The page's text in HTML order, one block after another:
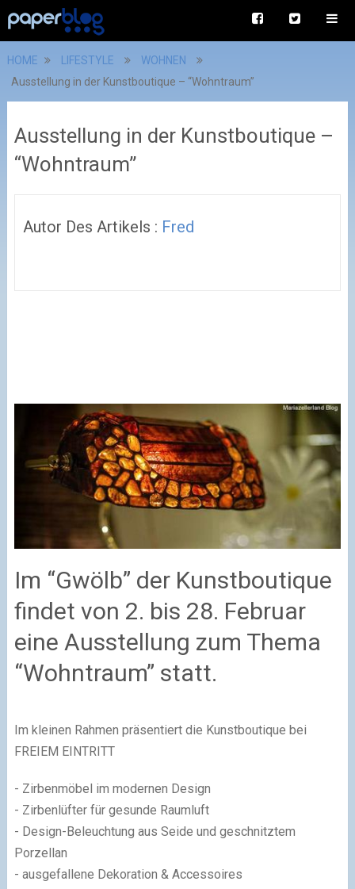
HOME LIFESTYLE
WOHNEN
Ausstellung in der Kunstboutique – “Wohntraum”
Ausstellung in der Kunstboutique –
“Wohntraum”
Autor Des Artikels : Fred
Im “Gwölb” der Kunstboutique
findet von 2. bis 28. Februar
eine Ausstellung zum Thema
“Wohntraum” statt.
Im kleinen Rahmen präsentiert die Kunstboutique bei
FREIEM EINTRITT
- Zirbenmöbel im modernen Design
- Zirbenlüfter für gesunde Raumluft
- Design-Beleuchtung aus Seide und geschnitztem
Porzellan
- ausgefallene Dekoration & Accessoires